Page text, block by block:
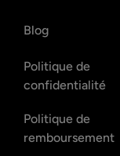
Blog
Politique de
confidentialité
Politique de
remboursement